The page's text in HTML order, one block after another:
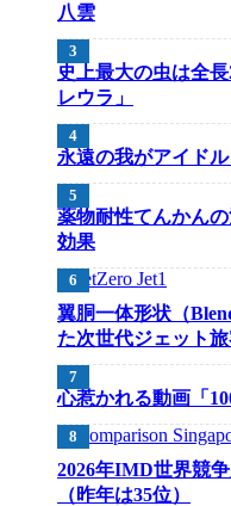
八雲
史上最大の虫は全
レウラ」
永遠の我がアイド
薬物耐性てんかん
効果
翼胴一体形状（
た次世代ジェット
心惹かれる動画「
2026年IMD世界競
（昨年は35位）